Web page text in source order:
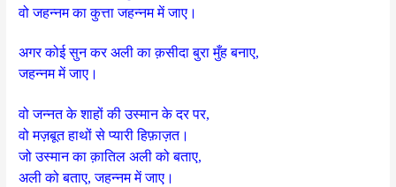
वो जहन्नम का कुत्ता जहन्नम में जाए।
अगर कोई सुन कर अली का क़सीदा बुरा मुँह बनाए,
जहन्नम में जाए।
वो जन्नत के शाहों की उस्मान के दर पर,
वो मज़बूत हाथों से प्यारी हिफ़ाज़त।
जो उस्मान का क़ातिल अली को बताए,
अली को बताए, जहन्नम में जाए।